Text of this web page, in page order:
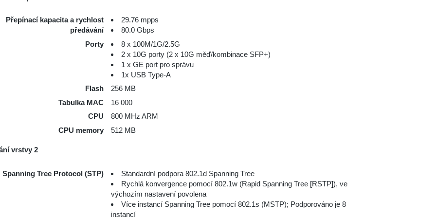
Přepínací kapacita a rychlost
předávání
29.76 mpps
80.0 Gbps
Porty
8 x 100M/1G/2.5G
2 x 10G porty (2 x 10G měď/kombinace SFP+)
1 x GE port pro správu
1x USB Type-A
Flash
256 MB
Tabulka MAC
16 000
CPU
800 MHz ARM
CPU memory
512 MB
vrstvy 2
Spanning Tree Protocol (STP)
Standardní podpora 802.1d Spanning Tree
Rychlá konvergence pomocí 802.1w (Rapid Spanning Tree [RSTP]), ve
výchozím nastavení povolena
Více instancí Spanning Tree pomocí 802.1s (MSTP); Podporováno je 8
instancí